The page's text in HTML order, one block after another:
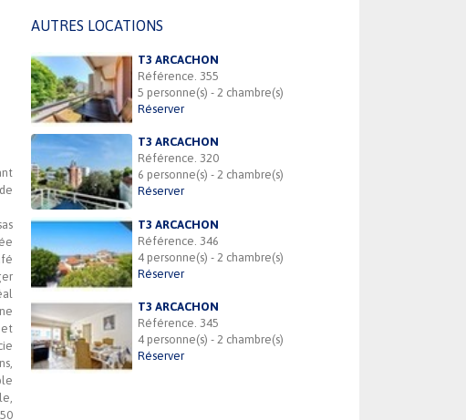
et
AUTRES LOCATIONS
T3 ARCACHON
Référence. 355
5 personne(s) - 2 chambre(s)
Réserver
T3 ARCACHON
Référence. 320
6 personne(s) - 2 chambre(s)
Réserver
T3 ARCACHON
Référence. 346
4 personne(s) - 2 chambre(s)
Réserver
T3 ARCACHON
Référence. 345
4 personne(s) - 2 chambre(s)
Réserver